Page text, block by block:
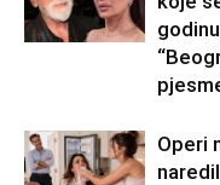
Operi